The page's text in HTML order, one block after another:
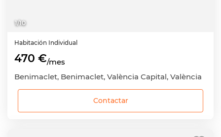
1/10
Habitación Individual
470 €/mes
Benimaclet, Benimaclet, València Capital, València
Contactar